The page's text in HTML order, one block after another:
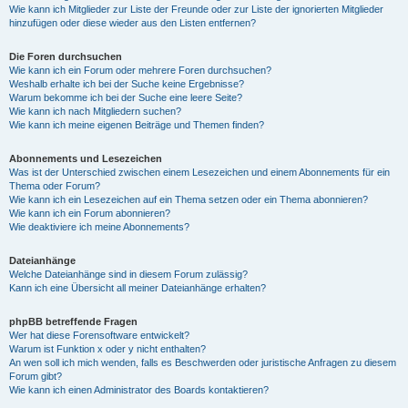
e
o
Wie kann ich Mitglieder zur Liste der Freunde oder zur Liste der ignorierten Mitglieder
hinzufügen oder diese wieder aus den Listen entfernen?
Die Foren durchsuchen
Wie kann ich ein Forum oder mehrere Foren durchsuchen?
Weshalb erhalte ich bei der Suche keine Ergebnisse?
Warum bekomme ich bei der Suche eine leere Seite?
Wie kann ich nach Mitgliedern suchen?
Wie kann ich meine eigenen Beiträge und Themen finden?
Abonnements und Lesezeichen
Was ist der Unterschied zwischen einem Lesezeichen und einem Abonnements für ein
Thema oder Forum?
Wie kann ich ein Lesezeichen auf ein Thema setzen oder ein Thema abonnieren?
Wie kann ich ein Forum abonnieren?
Wie deaktiviere ich meine Abonnements?
Dateianhänge
Welche Dateianhänge sind in diesem Forum zulässig?
Kann ich eine Übersicht all meiner Dateianhänge erhalten?
phpBB betreffende Fragen
Wer hat diese Forensoftware entwickelt?
Warum ist Funktion x oder y nicht enthalten?
An wen soll ich mich wenden, falls es Beschwerden oder juristische Anfragen zu diesem
Forum gibt?
Wie kann ich einen Administrator des Boards kontaktieren?